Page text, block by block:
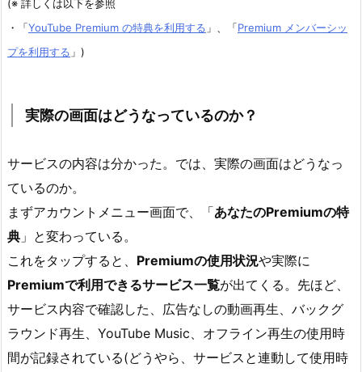
(※ 詳しくは以下を参照
・「YouTube Premium の特典を利用する 」、「Premium メンバーシッ
プを利用する 」)
実際の画面はどうなっているのか？
サービスの内容は分かった。では、実際の画面はどうなっ
ているのか。
まずアカウントメニュー画面で、「あなたのPremiumの特
典 」と変わっている。
これをタップすると、 Premiumの使用状況や実際に
Premiumで利用できるサービス一覧が出てくる。先ほど、
サービス内容で確認した、広告なしの動画再生、バックグ
ラウンド再生、YouTube Music、オフライン再生の使用時
間が記録されている(どうやら、サービスと連動して使用時